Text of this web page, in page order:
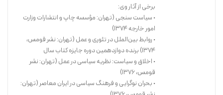
هفت ستون سیاست به این معنی نیست که واقعا” سیاست، هفت ستون و
نمای مشخص دارد، بلکه رقم نمادین هفت، برای توصیف روشها و رهیافت
های متنوع شناخت سیاست از ابعاد و دیدگاه خرید کتابهای گوناگون است که
در این کتاب به تعدادی از مهمترین آنها به عنوان عمودهای برپا دارنده این
خیمه پرداخته شده است.
برخی از آثار وی:
• سیاست سنجی (تهران: مؤسسه چاپ و انتشارات وزارت
امور خارجه ۱۳۷۴)
• روابط بین‌الملل در تئوری و عمل (تهران: نشر قومس،
۱۳۷۴) برنده دوازدهمین دوره جایزه کتاب سال
• اخلاق و سیاست: نظریه سیاسی در عمل (تهران: نشر
قومس، ۱۳۷۶)
• بحران نوگرایی و فرهنگ سیاسی در ایران معاصر (تهران: